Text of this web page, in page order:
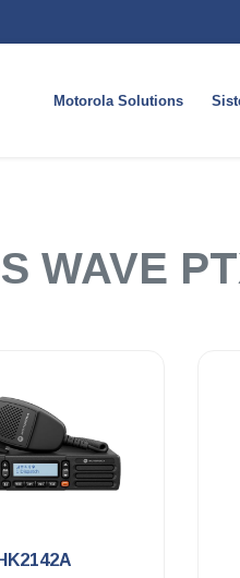
Motorola Solutions
WAVE
HK2142A